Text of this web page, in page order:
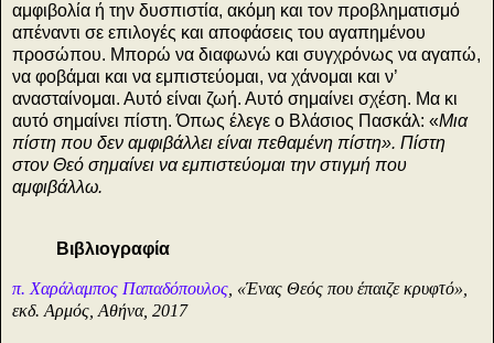
αμφιβολία ή την δυσπιστία, ακόμη και τον προβληματισμό
απέναντι σε επιλογές και αποφάσεις του αγαπημένου
προσώπου. Μπορώ να διαφωνώ και συγχρόνως να αγαπώ,
να φοβάμαι και να εμπιστεύομαι, να χάνομαι και ν’
ανασταίνομαι. Αυτό είναι ζωή. Αυτό σημαίνει σχέση. Μα κι
αυτό σημαίνει πίστη. Όπως έλεγε ο Βλάσιος Πασκάλ: «Μια
πίστη που δεν αμφιβάλλει είναι πεθαμένη πίστη». Πίστη
στον Θεό σημαίνει να εμπιστεύομαι την στιγμή που
αμφιβάλλω.
Βιβλιογραφία
π. Χαράλαμπος Παπαδόπουλος , «Ένας Θεός που έπαιζε κρυφτό»,
εκδ. Αρμός, Αθήνα, 2017